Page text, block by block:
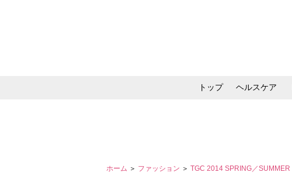
トップ ヘルスケア
ホーム ＞ ファッション ＞ TGC 2014 SPRING／SUMMER